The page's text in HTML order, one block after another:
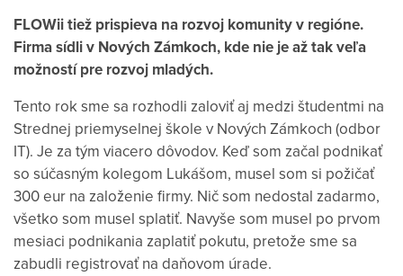
FLOWii tiež prispieva na rozvoj komunity v regióne.
Firma sídli v Nových Zámkoch, kde nie je až tak veľa
možností pre rozvoj mladých.
Tento rok sme sa rozhodli zaloviť aj medzi študentmi na
Strednej priemyselnej škole v Nových Zámkoch (odbor
IT). Je za tým viacero dôvodov. Keď som začal podnikať
so súčasným kolegom Lukášom, musel som si požičať
300 eur na založenie firmy. Nič som nedostal zadarmo,
všetko som musel splatiť. Navyše som musel po prvom
mesiaci podnikania zaplatiť pokutu, pretože sme sa
zabudli registrovať na daňovom úrade.